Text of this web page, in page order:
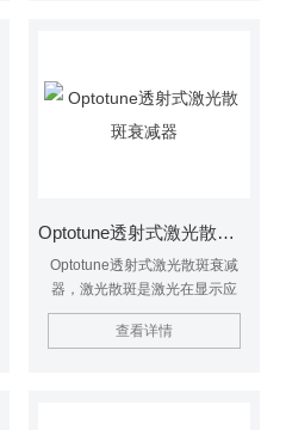
Optotune透射式激光散斑衰减器
Optotune透射式激光散斑衰减
器，激光散斑是激光在显示应
用、显微镜照明、汽车HUD和计
量学中广泛应用的主要障碍之
查看详情